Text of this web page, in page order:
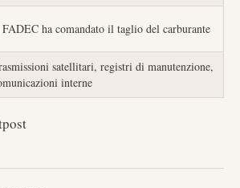
ha comandato il taglio del carburante
satellitari, registri di manutenzione,
interne